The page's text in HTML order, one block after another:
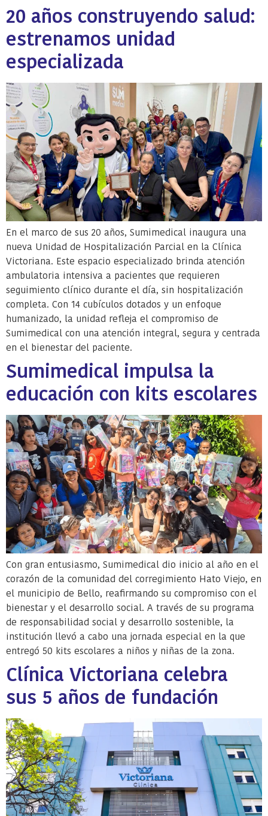
20 años construyendo salud:
estrenamos unidad
especializada
En el marco de sus 20 años, Sumimedical inaugura una
nueva Unidad de Hospitalización Parcial en la Clínica
Victoriana. Este espacio especializado brinda atención
ambulatoria intensiva a pacientes que requieren
seguimiento clínico durante el día, sin hospitalización
completa. Con 14 cubículos dotados y un enfoque
humanizado, la unidad refleja el compromiso de
Sumimedical con una atención integral, segura y centrada
en el bienestar del paciente.
Sumimedical impulsa la
educación con kits escolares
Con gran entusiasmo, Sumimedical dio inicio al año en el
corazón de la comunidad del corregimiento Hato Viejo, en
el municipio de Bello, reafirmando su compromiso con el
bienestar y el desarrollo social. A través de su programa
de responsabilidad social y desarrollo sostenible, la
institución llevó a cabo una jornada especial en la que
entregó 50 kits escolares a niños y niñas de la zona.
Clínica Victoriana celebra
sus 5 años de fundación